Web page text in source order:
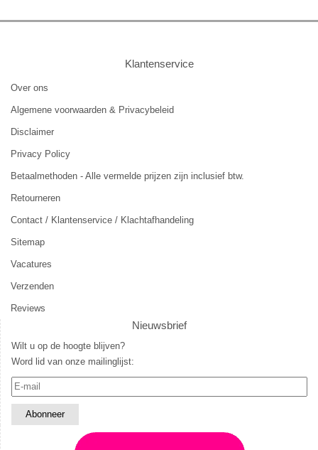
Klantenservice
Over ons
Algemene voorwaarden & Privacybeleid
Disclaimer
Privacy Policy
Betaalmethoden - Alle vermelde prijzen zijn inclusief btw.
Retourneren
Contact / Klantenservice / Klachtafhandeling
Sitemap
Vacatures
Verzenden
Reviews
Nieuwsbrief
Wilt u op de hoogte blijven?
Word lid van onze mailinglijst: